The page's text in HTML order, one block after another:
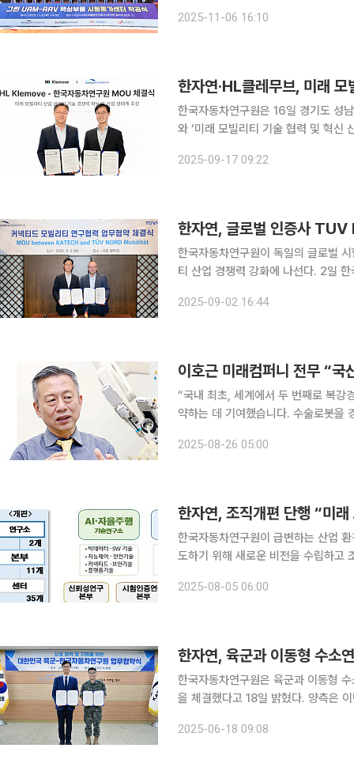
2025-11-06 16:10
한자연·HL클레무브, 미래
한국자동차연구원은 16일 경기도 성
와 ‘미래 모빌리티 기술 협력 및 혁신
체, 소프트웨어, 고성능 컴퓨팅) △환
2025-09-17 09:22
한국자동차연구원이 독일의 글로벌
티 산업 경쟁력 강화에 나선다. 2일 한국자동차연구원은 서울 서초구 양재 엘타워에서 ‘커넥티드 모
설립된 글로벌 대표 시험·검사·인증
2025-09-02 16:44
이호근 미래컴퍼니 전무 “국
“국내 최초, 세계에서 두 번째로 복강
약하는 데 기여했습니다. 수술로봇을
근 서울시 문정동 소재 서울사무소에
2025-08-26 05:00
한자연, 조직개편 단행 “미
한국자동차연구원이 급변하는 산업
도하기 위해 새로운 비전을 수립하고 조직 개편을 단행했다. 5
2025-08-05 06:00
한자연, 육군과 이동형 수소
한국자동차연구원은 육군과 이동형
을 체결했다고 18일 밝혔다. 양측은 이번 업무협약을 통해 이동형 수소 발전기 기술 개발과 운용을
영, 운용개념·운영방안 설정, 실증·운
2025-06-18 09:08